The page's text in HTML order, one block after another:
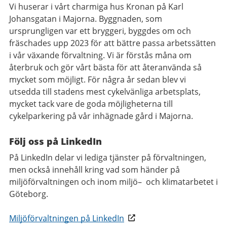
Vi huserar i vårt charmiga hus Kronan på Karl
Johansgatan i Majorna. Byggnaden, som
ursprungligen var ett bryggeri, byggdes om och
fräschades upp 2023 för att bättre passa arbetssätten
i vår växande förvaltning. Vi är förstås måna om
återbruk och gör vårt bästa för att återanvända så
mycket som möjligt. För några år sedan blev vi
utsedda till stadens mest cykelvänliga arbetsplats,
mycket tack vare de goda möjligheterna till
cykelparkering på vår inhägnade gård i Majorna.
Följ oss på LinkedIn
På LinkedIn delar vi lediga tjänster på förvaltningen,
men också innehåll kring vad som händer på
miljöförvaltningen och inom miljö– och klimatarbetet i
Göteborg.
Miljöförvaltningen på LinkedIn